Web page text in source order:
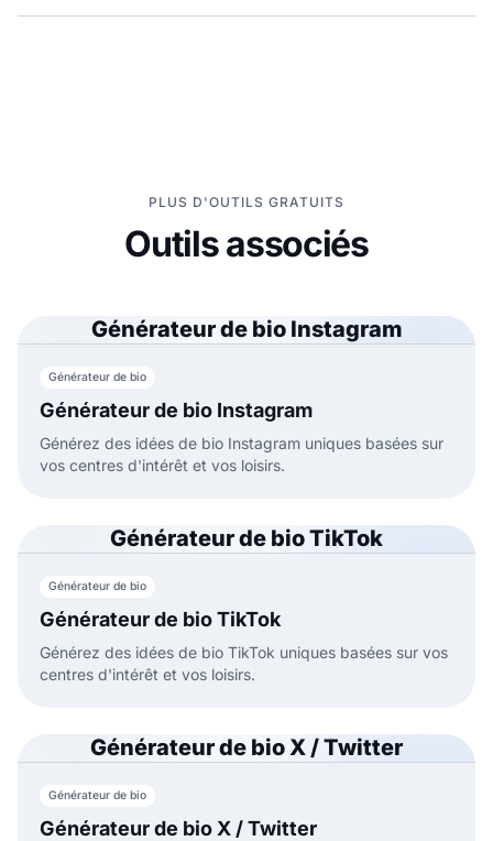
PLUS D'OUTILS GRATUITS
Outils associés
Générateur de bio Instagram
Générateur de bio
Générateur de bio Instagram
Générez des idées de bio Instagram uniques basées sur
vos centres d'intérêt et vos loisirs.
Générateur de bio TikTok
Générateur de bio
Générateur de bio TikTok
Générez des idées de bio TikTok uniques basées sur vos
centres d'intérêt et vos loisirs.
Générateur de bio X / Twitter
Générateur de bio
Générateur de bio X / Twitter